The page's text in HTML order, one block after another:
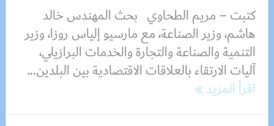
كتبت – مريم الطحاوي بحث المهندس خالد
هاشم، وزير الصناعة، مع مارسيو إلياس روزا، وزير
التنمية والصناعة والتجارة والخدمات البرازيلي،
آليات الارتقاء بالعلاقات الاقتصادية بين البلدين...
اقرأ المزيد